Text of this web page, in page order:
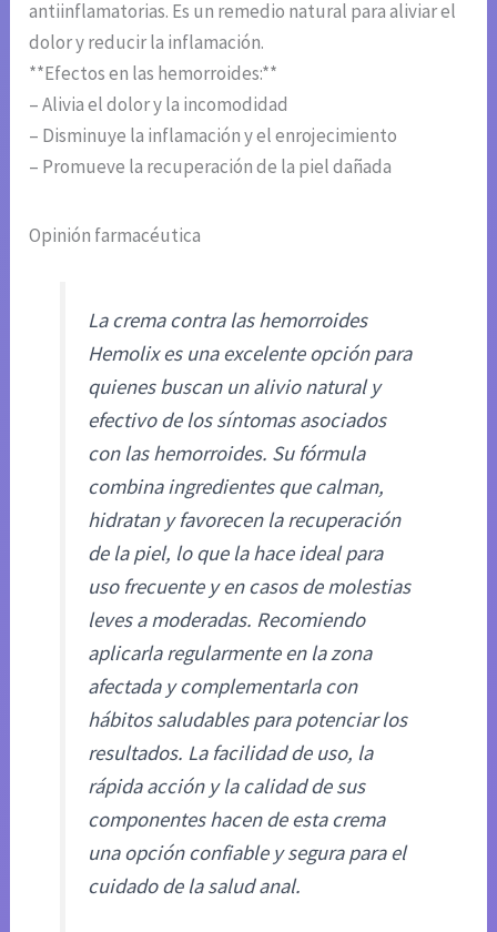
antiinflamatorias. Es un remedio natural para aliviar el
dolor y reducir la inflamación.
**Efectos en las hemorroides:**
– Alivia el dolor y la incomodidad
– Disminuye la inflamación y el enrojecimiento
– Promueve la recuperación de la piel dañada
Opinión farmacéutica
La crema contra las hemorroides
Hemolix es una excelente opción para
quienes buscan un alivio natural y
efectivo de los síntomas asociados
con las hemorroides. Su fórmula
combina ingredientes que calman,
hidratan y favorecen la recuperación
de la piel, lo que la hace ideal para
uso frecuente y en casos de molestias
leves a moderadas. Recomiendo
aplicarla regularmente en la zona
afectada y complementarla con
hábitos saludables para potenciar los
resultados. La facilidad de uso, la
rápida acción y la calidad de sus
componentes hacen de esta crema
una opción confiable y segura para el
cuidado de la salud anal.